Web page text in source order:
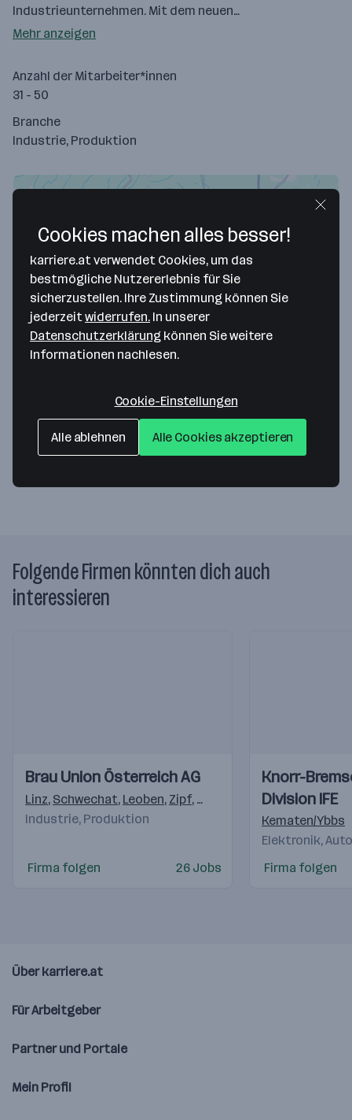
Industrieunternehmen. Mit dem neuen…
Mehr anzeigen
Anzahl der Mitarbeiter*innen
31 - 50
Branche
Industrie, Produktion
Map data ©2026 Google
32657 Lemgo— Route berechnen
Website
Folgende Firmen könnten dich auch
interessieren
Videos
Einblicke
Einblicke
Brau Union Österreich AG
Linz, Schwechat, Leoben, Zipf, Graz ,Schladming,
Industrie, Produktion
Firma folgen 26 Jobs
Videos
Einblicke
Einblicke
Knorr-
Division IFE
Kematen/Ybbs
Elektronik,
Firma folgen
Über karriere.at
Für Arbeitgeber
Partner und Portale
Mein Profil
Cookies machen alles besser!
karriere.at verwendet Cookies, um das
bestmögliche Nutzererlebnis für Sie
sicherzustellen. Ihre Zustimmung können Sie
jederzeitwiderrufen. In unserer
Datenschutzerklärung können Sie weitere
Informationen nachlesen.
Cookie-Einstellungen
Alle ablehnen Alle Cookies akzeptieren